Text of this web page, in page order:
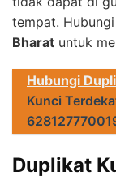
tempat.
Bharat untuk
Hubungi
Kunci
Duplikat